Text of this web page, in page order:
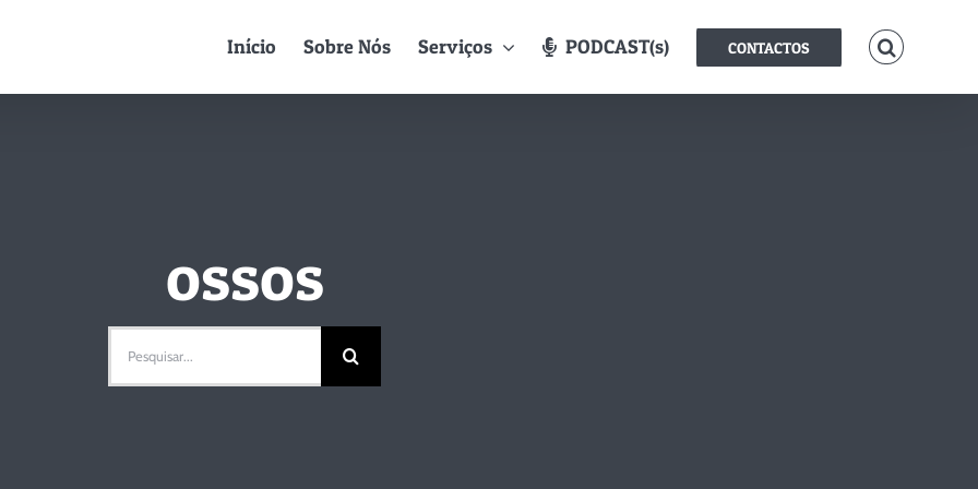
Início Sobre Nós Serviços PODCAST(s) CONTACTOS
ossos